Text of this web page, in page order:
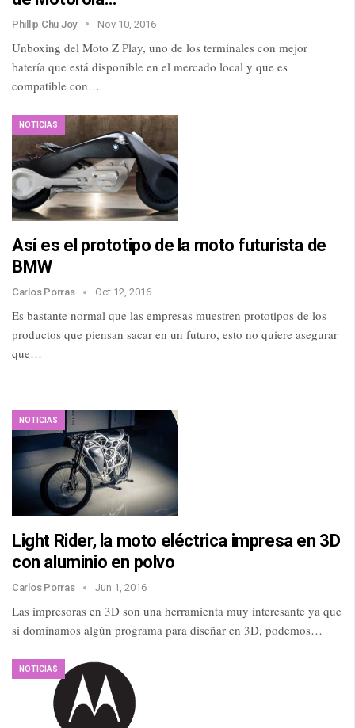
Phillip Chu Joy Nov 10, 2016
Unboxing del Moto Z Play, uno de los terminales con mejor
batería que está disponible en el mercado local y que es
compatible con…
NOTICIAS
Así es el prototipo de la moto futurista de
BMW
Carlos Porras Oct 12, 2016
Es bastante normal que las empresas muestren prototipos de los
productos que piensan sacar en un futuro, esto no quiere asegurar
que…
NOTICIAS
Light Rider, la moto eléctrica impresa en 3D
con aluminio en polvo
Carlos Porras Jun 1, 2016
Las impresoras en 3D son una herramienta muy interesante ya que
si dominamos algún programa para diseñar en 3D, podemos…
NOTICIAS